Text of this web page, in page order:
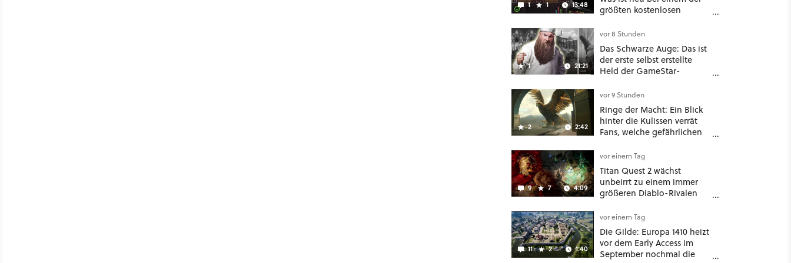
1 1 13:48
größten kostenlosen
1 21:21
vor 8 Stunden
Das Schwarze Auge: Das ist
der erste selbst erstellte
Held der GameStar-
2 2:42
vor 9 Stunden
Ringe der Macht: Ein Blick
hinter die Kulissen verrät
Fans, welche gefährlichen
warten
9 7 4:09
vor einem Tag
Titan Quest 2 wächst
unbeirrt zu einem immer
größeren Diablo-Rivalen
sogar eine richtige
Beschwörer-Klasse
11 2 1:40
vor einem Tag
Die Gilde: Europa 1410 heizt
vor dem Early Access im
September nochmal die